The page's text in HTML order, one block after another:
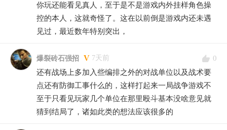
你玩还能看见真人，至于是不是游戏内外挂样角色操
控的本人，这就奇怪了。这在以前倒是游戏内还未遇
见过，最近数年特别突出，
爆裂砖石强招 V 7天前
0
还有战场上多加入些编排之外的对战单位以及战术要
点还有防御工事什么的，这样打起来一局战争游戏不
至于只看见玩家几个单位在那里殴斗基本没啥意见就
猜到结局了，诸如此类的想法应该很多的